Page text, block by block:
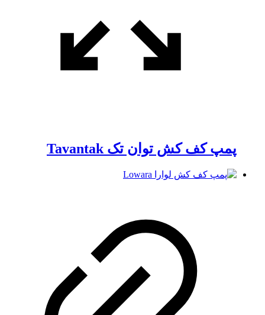
پمپ کف کش توان تک Tavantak